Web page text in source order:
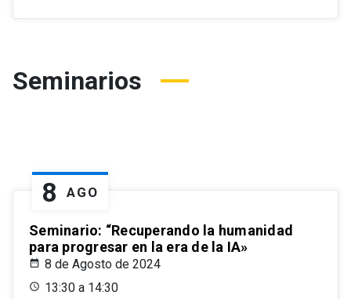
Seminarios
8 AGO
Seminario: “Recuperando la humanidad
para progresar en la era de la IA»
8 de Agosto de 2024
13:30 a 14:30